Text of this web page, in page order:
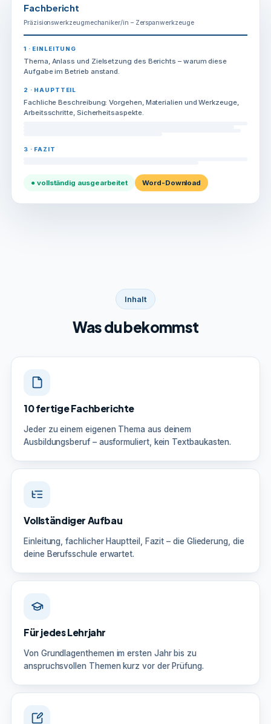
Fachbericht
Präzisionswerkzeugmechaniker/in – Zerspanwerkzeuge
1 · EINLEITUNG
Thema, Anlass und Zielsetzung des Berichts – warum diese
Aufgabe im Betrieb anstand.
2 · HAUPTTEIL
Fachliche Beschreibung: Vorgehen, Materialien und Werkzeuge,
Arbeitsschritte, Sicherheitsaspekte.
3 · FAZIT
● vollständig ausgearbeitet Word-Download
Inhalt
Was du bekommst
10 fertige Fachberichte
Jeder zu einem eigenen Thema aus deinem
Ausbildungsberuf – ausformuliert, kein Textbaukasten.
Vollständiger Aufbau
Einleitung, fachlicher Hauptteil, Fazit – die Gliederung, die
deine Berufsschule erwartet.
Für jedes Lehrjahr
Von Grundlagenthemen im ersten Jahr bis zu
anspruchsvollen Themen kurz vor der Prüfung.